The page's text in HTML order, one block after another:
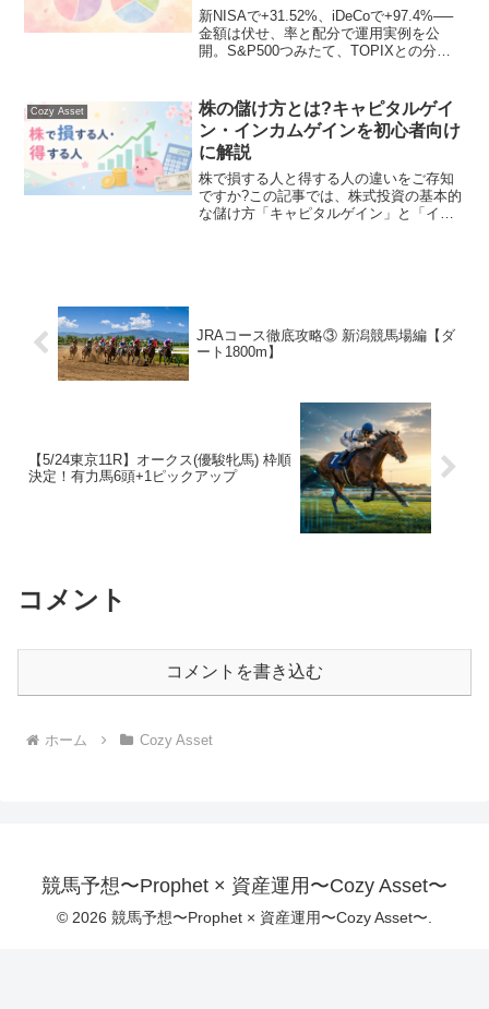
新NISAで+31.52%、iDeCoで+97.4%──
金額は伏せ、率と配分で運用実例を公
開。S&P500つみたて、TOPIXとの分
Cozy Asset
株の儲け方とは?キャピタルゲイ
ン・インカムゲインを初心者向け
に解説
株で損する人と得する人の違いをご存知
ですか?この記事では、株式投資の基本的
な儲け方「キャピタルゲイン」と「イン
JRAコース徹底攻略③ 新潟競馬場編【ダ
ート1800m】
【5/24東京11R】オークス(優駿牝馬) 枠順
決定！有力馬6頭+1ピックアップ
コメント
コメントを書き込む
ホーム Cozy Asset
競馬予想〜Prophet × 資産運用〜Cozy Asset〜
© 2026 競馬予想〜Prophet × 資産運用〜Cozy Asset〜.